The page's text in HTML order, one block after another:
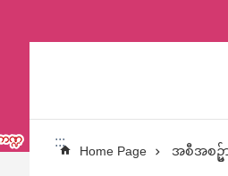
:::
Home Page အစီအစဥ္မ်